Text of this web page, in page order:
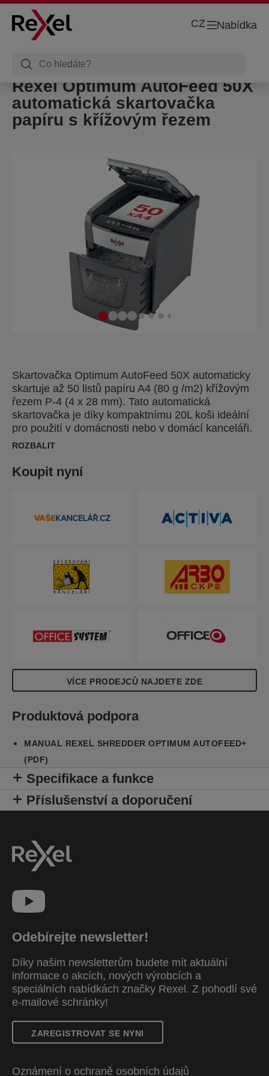
Nabídka
CZ
Rexel Optimum AutoFeed 50X
automatická skartovačka
papíru s křížovým řezem
Skartovačka Optimum AutoFeed 50X automaticky
skartuje až 50 listů papíru A4 (80 g /m2) křížovým
řezem P-4 (4 x 28 mm). Tato automatická
skartovačka je díky kompaktnímu 20L koši ideální
pro použití v domácnosti nebo v domácí kanceláři.
Není třeba ručně podávat papír nebo nejdříve
automatický skartovač papíru udělá vše za vás.
ROZBALIT
Koupit nyní
VÍCE PRODEJCŮ NAJDETE ZDE
Produktová podpora
MANUAL REXEL SHREDDER OPTIMUM AUTOFEED+
(PDF)
Specifikace a funkce
Příslušenství a doporučení
Odebírejte newsletter!
Díky našim newsletterům budete mít aktuální
informace o akcích, nových výrobcích a
speciálních nabídkách značky Rexel. Z pohodlí své
e-mailové schránky!
ZAREGISTROVAT SE NYNI
Oznámení o ochraně osobních údajů